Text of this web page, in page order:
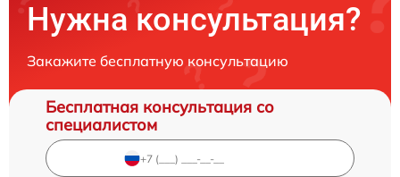
Нужна консультация?
Закажите бесплатную консультацию
Бесплатная консультация со
специалистом